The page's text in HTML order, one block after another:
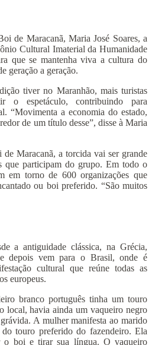
de Maracanã, Maria José Soares, a
Cultural Imaterial da Humanidade
que se mantenha viva a cultura do
geração a geração.
tiver no Maranhão, mais turistas
o espetáculo, contribuindo para
“Movimenta a economia do estado,
de um título desse”, disse à Maria
de Maracanã, a torcida vai ser grande
que participam do grupo. Em todo o
em torno de 600 organizações que
ou boi preferido. “São muitos
a antiguidade clássica, na Grécia,
depois vem para o Brasil, onde é
cultural que reúne todas as
europeus.
branco português tinha um touro
local, havia ainda um vaqueiro negro
A mulher manifesta ao marido
touro preferido do fazendeiro. Ela
o boi e tirar sua língua. O vaqueiro